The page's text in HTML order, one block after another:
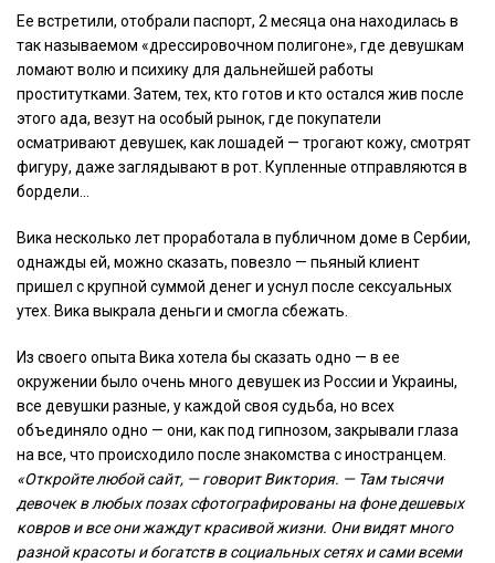
Ее встретили, отобрали паспорт, 2 месяца она находилась в
так называемом «дрессировочном полигоне», где девушкам
ломают волю и психику для дальнейшей работы
проститутками. Затем, тех, кто готов и кто остался жив после
этого ада, везут на особый рынок, где покупатели
осматривают девушек, как лошадей — трогают кожу, смотрят
фигуру, даже заглядывают в рот. Купленные отправляются в
бордели…
Вика несколько лет проработала в публичном доме в Сербии,
однажды ей, можно сказать, повезло — пьяный клиент
пришел с крупной суммой денег и уснул после сексуальных
утех. Вика выкрала деньги и смогла сбежать.
Из своего опыта Вика хотела бы сказать одно — в ее
окружении было очень много девушек из России и Украины,
все девушки разные, у каждой своя судьба, но всех
объединяло одно — они, как под гипнозом, закрывали глаза
на все, что происходило после знакомства с иностранцем.
«Откройте любой сайт, — говорит Виктория. — Там тысячи
девочек в любых позах сфотографированы на фоне дешевых
ковров и все они жаждут красивой жизни. Они видят много
разной красоты и богатств в социальных сетях и сами всеми